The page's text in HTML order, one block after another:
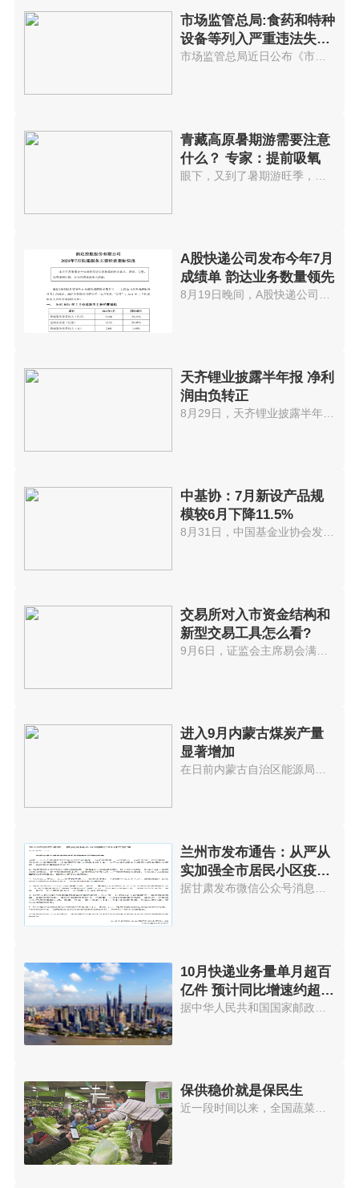
市场监管总局:食药和特种
设备等列入严重违法失信
管理
市场监管总局近日公布《市场监督...
青藏高原暑期游需要注意
什么？ 专家：提前吸氧
A股快递公司发布今年7月
成绩单 韵达业务数量领先
天齐锂业披露半年报 净利
润由负转正
8月29日，天齐锂业披露半年报。...
中基协：7月新设产品规
模较6月下降11.5%
交易所对入市资金结构和
新型交易工具怎么看?
进入9月内蒙古煤炭产量
显著增加
在日前内蒙古自治区能源局召开的...
兰州市发布通告：从严从
实加强全市居民小区疫情
防控管理
据甘肃发布微信公众号消息，兰州...
10月快递业务量单月超百
亿件 预计同比增速约超
25%
保供稳价就是保民生